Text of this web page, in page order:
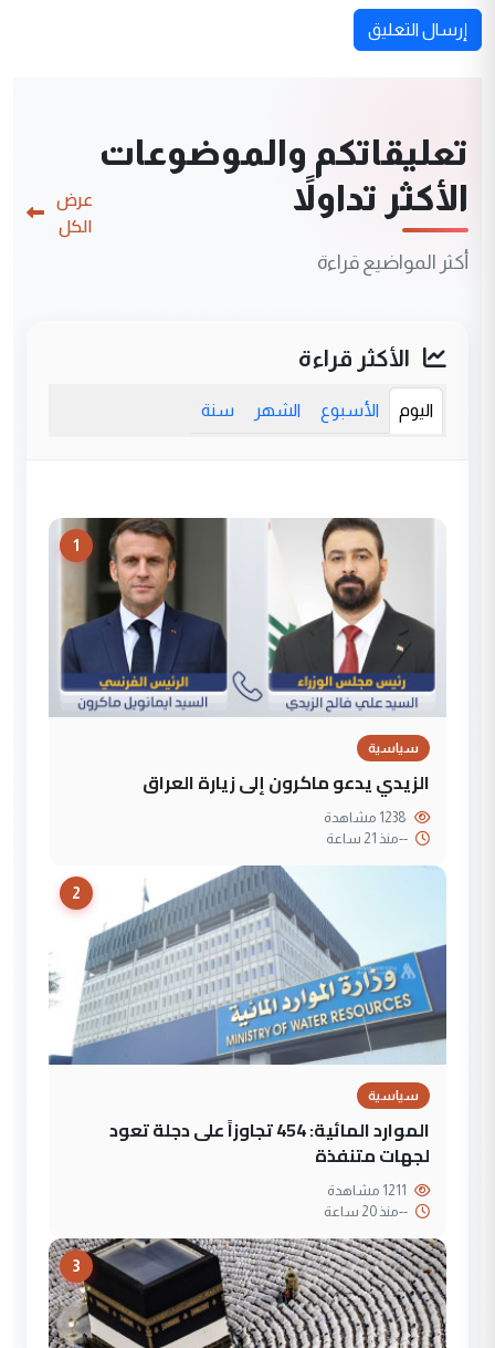
إرسال التعليق
تعليقاتكم والموضوعات
الأكثر تداولاً
أكثر المواضيع قراءة
عرض
الكل
الأكثر قراءة
اليوم الأسبوع الشهر سنة
1
سياسية
الزيدي يدعو ماكرون إلى زيارة العراق
--منذ 21 ساعة
2
سياسية
الموارد المائية: 454 تجاوزاً على دجلة تعود
لجهات متنفذة
--منذ 20 ساعة
3